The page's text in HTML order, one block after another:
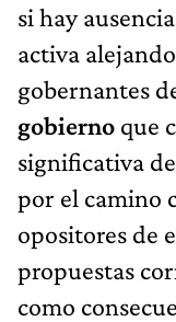
si hay
activa
gobernantes
gobierno que
significativa
por el camino
opositores de
propuestas
como